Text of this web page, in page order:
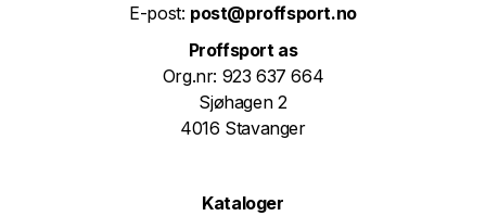
E-post: post@proffsport.no
Proffsport as
Org.nr: 923 637 664
Sjøhagen 2
4016 Stavanger
Kataloger